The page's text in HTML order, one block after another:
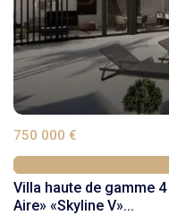
750 000 €
Villa haute de gamme
Aire» «Skyline V»...